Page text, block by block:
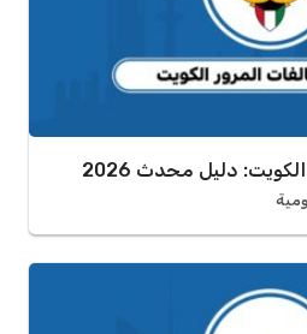
دليل محدث 2026